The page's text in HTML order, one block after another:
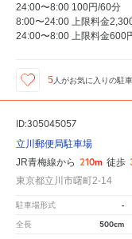
24:00〜8:00 100円/60分
8:00〜24:00 上限料金
24:00〜8:00 上限料金600
5人がお気に入りの駐
ID:305045057
立川郵便局駐車場
JR青梅線から 210m 徒歩
東京都立川市曙町2-14
駐車場形式 -
全長 500cm